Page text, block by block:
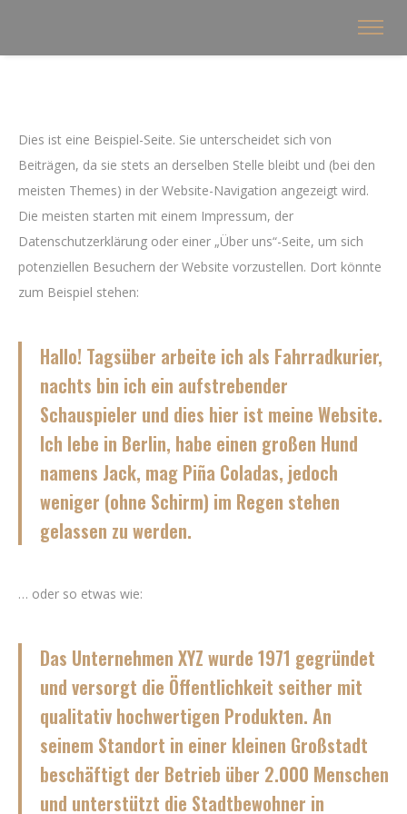
Dies ist eine Beispiel-Seite. Sie unterscheidet sich von
Beiträgen, da sie stets an derselben Stelle bleibt und (bei den
meisten Themes) in der Website-Navigation angezeigt wird.
Die meisten starten mit einem Impressum, der
Datenschutzerklärung oder einer „Über uns“-Seite, um sich
potenziellen Besuchern der Website vorzustellen. Dort könnte
zum Beispiel stehen:
Hallo! Tagsüber arbeite ich als Fahrradkurier,
nachts bin ich ein aufstrebender
Schauspieler und dies hier ist meine Website.
Ich lebe in Berlin, habe einen großen Hund
namens Jack, mag Piña Coladas, jedoch
weniger (ohne Schirm) im Regen stehen
gelassen zu werden.
… oder so etwas wie:
Das Unternehmen XYZ wurde 1971 gegründet
und versorgt die Öffentlichkeit seither mit
qualitativ hochwertigen Produkten. An
seinem Standort in einer kleinen Großstadt
beschäftigt der Betrieb über 2.000 Menschen
und unterstützt die Stadtbewohner in